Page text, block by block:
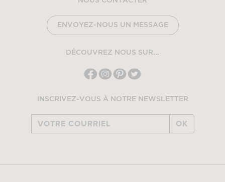
ENVOYEZ-NOUS UN MESSAGE
DÉCOUVREZ NOUS SUR...
INSCRIVEZ-VOUS À NOTRE NEWSLETTER
OK